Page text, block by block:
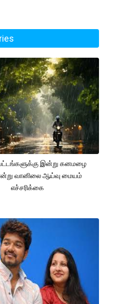
இன்று கனமழை
வானிலை ஆய்வு மையம்
எச்சரிக்கை